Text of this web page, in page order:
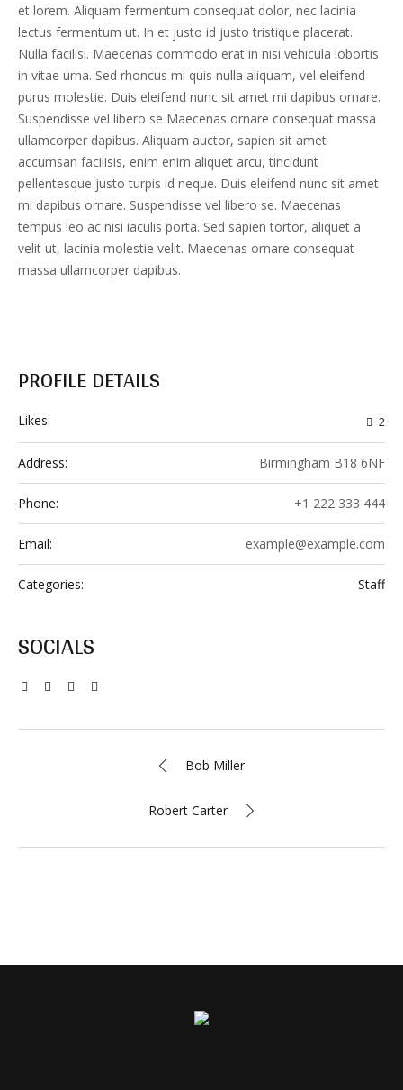
et lorem. Aliquam fermentum consequat dolor, nec lacinia
lectus fermentum ut. In et justo id justo tristique placerat.
Nulla facilisi. Maecenas commodo erat in nisi vehicula lobortis
in vitae urna. Sed rhoncus mi quis nulla aliquam, vel eleifend
purus molestie. Duis eleifend nunc sit amet mi dapibus ornare.
Suspendisse vel libero se Maecenas ornare consequat massa
ullamcorper dapibus. Aliquam auctor, sapien sit amet
accumsan facilisis, enim enim aliquet arcu, tincidunt
pellentesque justo turpis id neque. Duis eleifend nunc sit amet
mi dapibus ornare. Suspendisse vel libero se. Maecenas
tempus leo ac nisi iaculis porta. Sed sapien tortor, aliquet a
velit ut, lacinia molestie velit. Maecenas ornare consequat
massa ullamcorper dapibus.
PROFILE DETAILS
Likes: 2
Address: Birmingham B18 6NF
Phone: +1 222 333 444
Email: example@example.com
Categories: Staff
SOCIALS
Bob Miller
Robert Carter